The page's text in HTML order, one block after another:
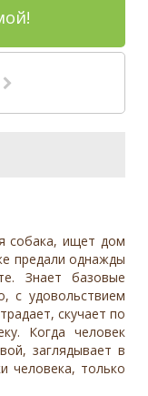
собака, ищет дом
предали однажды
Знает базовые
с удовольствием
скучает по
Когда человек
заглядывает в
человека, только